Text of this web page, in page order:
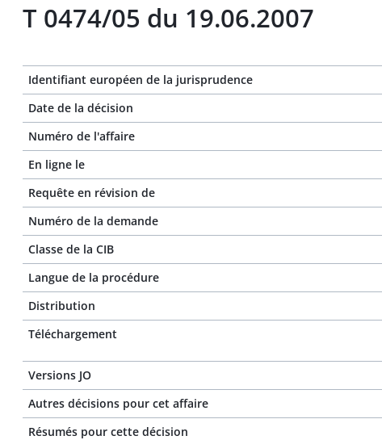
T 0474/05 du 19.06.2007
Identifiant européen de la jurisprudence
Date de la décision
Numéro de l'affaire
En ligne le
Requête en révision de
Numéro de la demande
Classe de la CIB
Langue de la procédure
Distribution
Téléchargement
Versions JO
Autres décisions pour cet affaire
Résumés pour cette décision